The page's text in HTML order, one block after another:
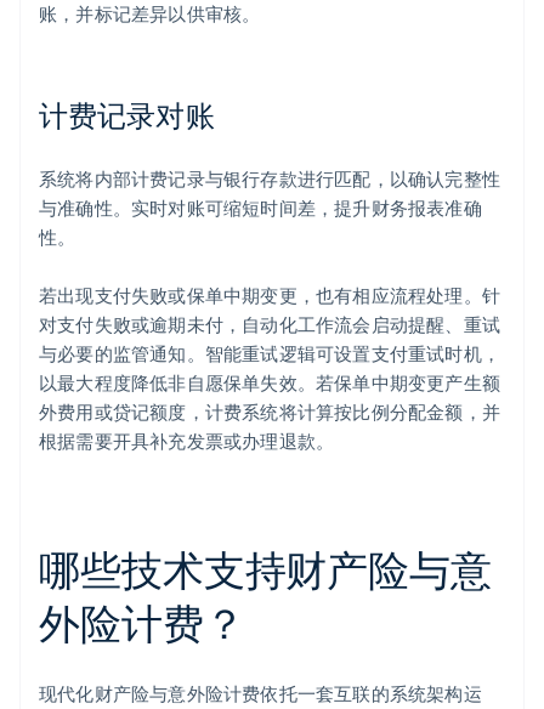
账，并标记差异以供审核。
计费记录对账
系统将内部计费记录与银行存款进行匹配，以确认完整性
与准确性。实时对账可缩短时间差，提升财务报表准确
性。
若出现支付失败或保单中期变更，也有相应流程处理。针
对支付失败或逾期未付，自动化工作流会启动提醒、重试
与必要的监管通知。智能重试逻辑可设置支付重试时机，
以最大程度降低非自愿保单失效。若保单中期变更产生额
外费用或贷记额度，计费系统将计算按比例分配金额，并
根据需要开具补充发票或办理退款。
哪些技术支持财产险与意
外险计费？
现代化财产险与意外险计费依托一套互联的系统架构运